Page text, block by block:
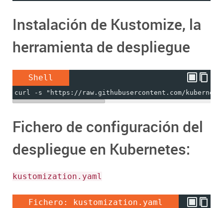
Instalación de Kustomize, la
herramienta de despliegue
Shell
curl -s "https://raw.githubusercontent.com/
Fichero de configuración del
despliegue en Kubernetes:
kustomization.yaml
Fichero: kustomization.yaml